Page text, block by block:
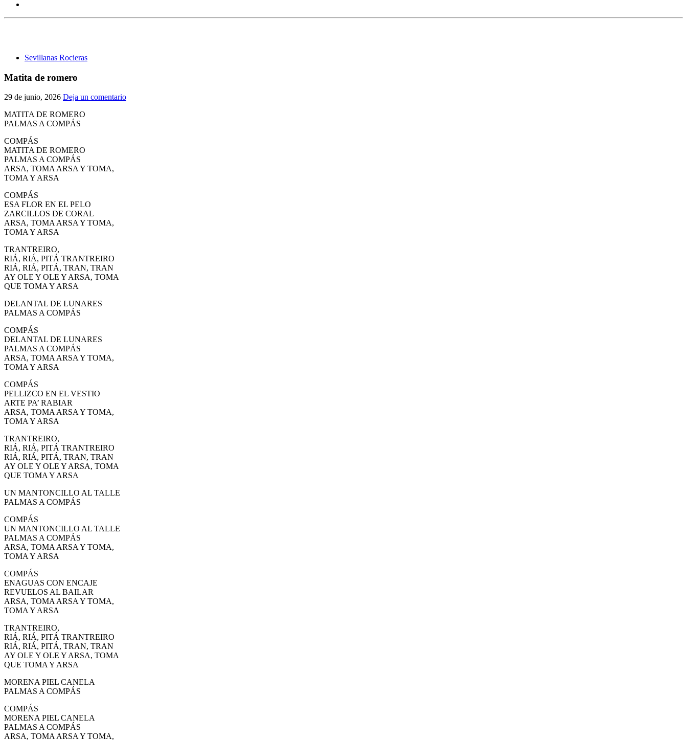
Sevillanas Rocieras
Matita de romero
29 de junio, 2026 Deja un comentario
MATITA DE ROMERO
PALMAS A COMPÁS
COMPÁS
MATITA DE ROMERO
PALMAS A COMPÁS
ARSA, TOMA ARSA Y TOMA,
TOMA Y ARSA
COMPÁS
ESA FLOR EN EL PELO
ZARCILLOS DE CORAL
ARSA, TOMA ARSA Y TOMA,
TOMA Y ARSA
TRANTREIRO,
RIÁ, RIÁ, PITÁ TRANTREIRO
RIÁ, RIÁ, PITÁ, TRAN, TRAN
AY OLE Y OLE Y ARSA, TOMA
QUE TOMA Y ARSA
DELANTAL DE LUNARES
PALMAS A COMPÁS
COMPÁS
DELANTAL DE LUNARES
PALMAS A COMPÁS
ARSA, TOMA ARSA Y TOMA,
TOMA Y ARSA
COMPÁS
PELLIZCO EN EL VESTIO
ARTE PA’ RABIAR
ARSA, TOMA ARSA Y TOMA,
TOMA Y ARSA
TRANTREIRO,
RIÁ, RIÁ, PITÁ TRANTREIRO
RIÁ, RIÁ, PITÁ, TRAN, TRAN
AY OLE Y OLE Y ARSA, TOMA
QUE TOMA Y ARSA
UN MANTONCILLO AL TALLE
PALMAS A COMPÁS
COMPÁS
UN MANTONCILLO AL TALLE
PALMAS A COMPÁS
ARSA, TOMA ARSA Y TOMA,
TOMA Y ARSA
COMPÁS
ENAGUAS CON ENCAJE
REVUELOS AL BAILAR
ARSA, TOMA ARSA Y TOMA,
TOMA Y ARSA
TRANTREIRO,
RIÁ, RIÁ, PITÁ TRANTREIRO
RIÁ, RIÁ, PITÁ, TRAN, TRAN
AY OLE Y OLE Y ARSA, TOMA
QUE TOMA Y ARSA
MORENA PIEL CANELA
PALMAS A COMPÁS
COMPÁS
MORENA PIEL CANELA
PALMAS A COMPÁS
ARSA, TOMA ARSA Y TOMA,